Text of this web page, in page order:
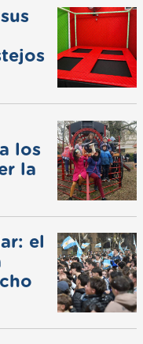
los
la
el